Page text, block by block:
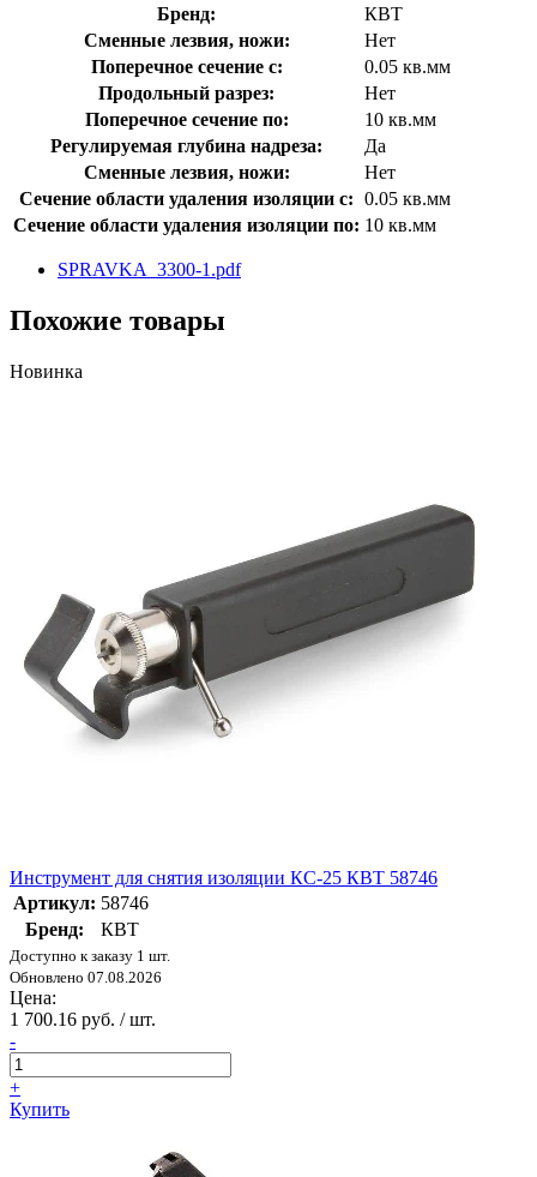
Бренд:
КВТ
Сменные лезвия, ножи:
Нет
Поперечное сечение с:
0.05 кв.мм
Продольный разрез:
Нет
Поперечное сечение по:
10 кв.мм
Регулируемая глубина надреза:
Да
Сменные лезвия, ножи:
Нет
Сечение области удаления изоляции с: 0.05 кв.мм
Сечение области удаления изоляции по: 10 кв.мм
SPRAVKA_3300-1.pdf
Похожие товары
Новинка
Инструмент для снятия изоляции КС-25 КВТ 58746
Артикул: 58746
Бренд:
КВТ
Доступно к заказу 1 шт.
Обновлено 07.08.2026
Цена:
1 700.16 руб. / шт.
-
+
Купить